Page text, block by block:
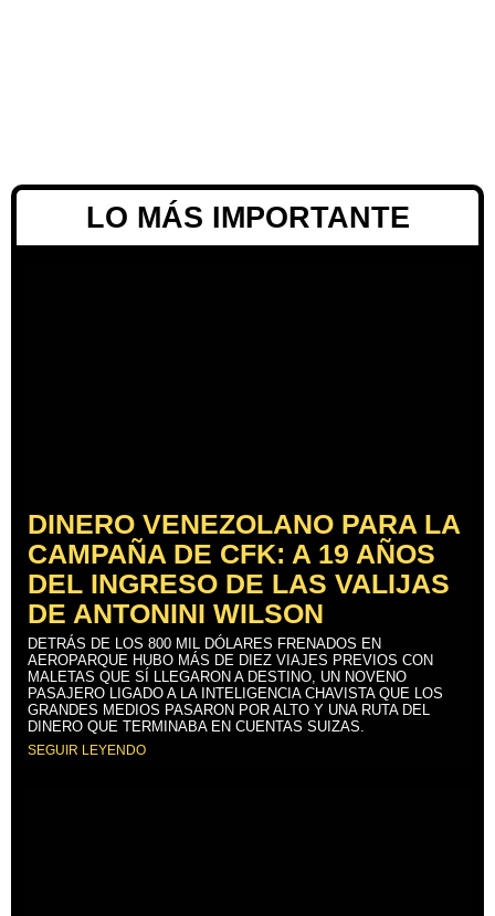
LO MÁS IMPORTANTE
DINERO VENEZOLANO PARA LA
CAMPAÑA DE CFK: A 19 AÑOS
DEL INGRESO DE LAS VALIJAS
DE ANTONINI WILSON
DETRÁS DE LOS 800 MIL DÓLARES FRENADOS EN
AEROPARQUE HUBO MÁS DE DIEZ VIAJES PREVIOS CON
MALETAS QUE SÍ LLEGARON A DESTINO, UN NOVENO
PASAJERO LIGADO A LA INTELIGENCIA CHAVISTA QUE LOS
GRANDES MEDIOS PASARON POR ALTO Y UNA RUTA DEL
DINERO QUE TERMINABA EN CUENTAS SUIZAS.
SEGUIR LEYENDO